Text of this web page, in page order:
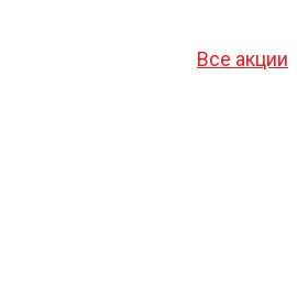
Все акции